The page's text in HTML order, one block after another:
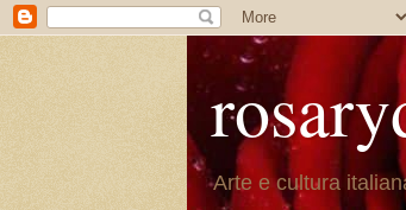
Arte e cultura